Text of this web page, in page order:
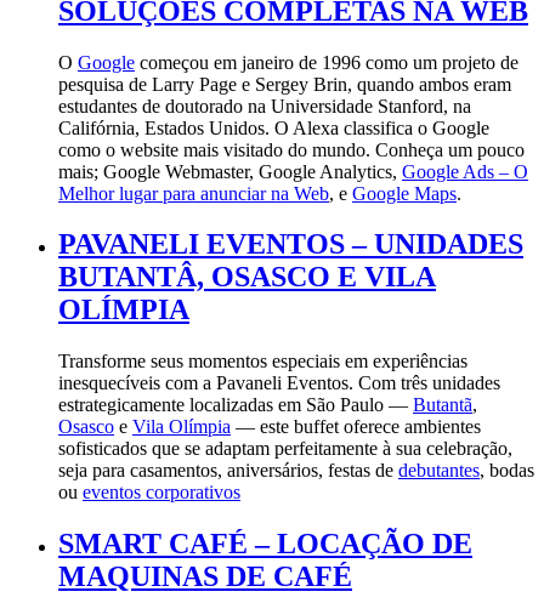
SOLUÇÕES COMPLETAS NA WEB
O Google começou em janeiro de 1996 como um projeto de
pesquisa de Larry Page e Sergey Brin, quando ambos eram
estudantes de doutorado na Universidade Stanford, na
Califórnia, Estados Unidos. O Alexa classifica o Google
como o website mais visitado do mundo. Conheça um pouco
mais; Google Webmaster, Google Analytics, Google Ads – O
Melhor lugar para anunciar na Web, e Google Maps.
PAVANELI EVENTOS – UNIDADES
BUTANTÂ, OSASCO E VILA
OLÍMPIA
Transforme seus momentos especiais em experiências
inesquecíveis com a Pavaneli Eventos. Com três unidades
estrategicamente localizadas em São Paulo — Butantã,
Osasco e Vila Olímpia — este buffet oferece ambientes
sofisticados que se adaptam perfeitamente à sua celebração,
seja para casamentos, aniversários, festas de debutantes, bodas
ou eventos corporativos
SMART CAFÉ – LOCAÇÃO DE
MAQUINAS DE CAFÉ